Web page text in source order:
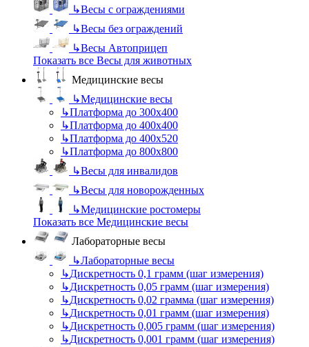
↳Весы с ограждениями
↳Весы без ограждений
↳Весы Автоприцеп
Показать все Весы для животных
Медицинские весы
↳Медицинские весы
↳Платформа до 300х400
↳Платформа до 400х400
↳Платформа до 400х520
↳Платформа до 800х800
↳Весы для инвалидов
↳Весы для новорожденных
↳Медицинские ростомеры
Показать все Медицинские весы
Лабораторные весы
↳Лабораторные весы
↳Дискретность 0,1 грамм (шаг измерения)
↳Дискретность 0,05 грамм (шаг измерения)
↳Дискретность 0,02 грамма (шаг измерения)
↳Дискретность 0,01 грамм (шаг измерения)
↳Дискретность 0,005 грамм (шаг измерения)
↳Дискретность 0,001 грамм (шаг измерения)